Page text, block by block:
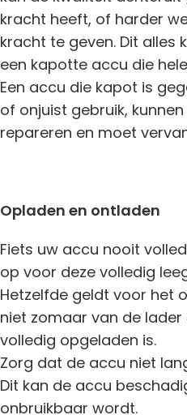
kracht heeft, of harder
kracht te geven. Dit alles
een kapotte accu die
Een accu die kapot is
of onjuist gebruik,
repareren en moet
Opladen en ontladen
Fiets uw accu nooit
op voor deze volledig
Hetzelfde geldt voor het
niet zomaar van de lader
volledig opgeladen is.
Zorg dat de accu niet
Dit kan de accu
onbruikbaar wordt.